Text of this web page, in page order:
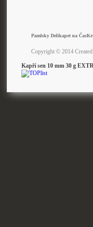
Pamlsky Delikapet na
Copyright © 2014
Kapří sen 10 mm 30 g